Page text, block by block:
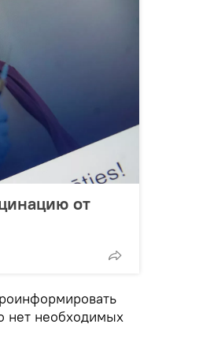
от
нет необходимых